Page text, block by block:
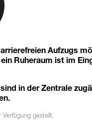
Aufzugs
Ruheraum ist im
in der Zentrale
gestellt.